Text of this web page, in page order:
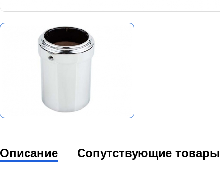
Описание Сопутствующие товары